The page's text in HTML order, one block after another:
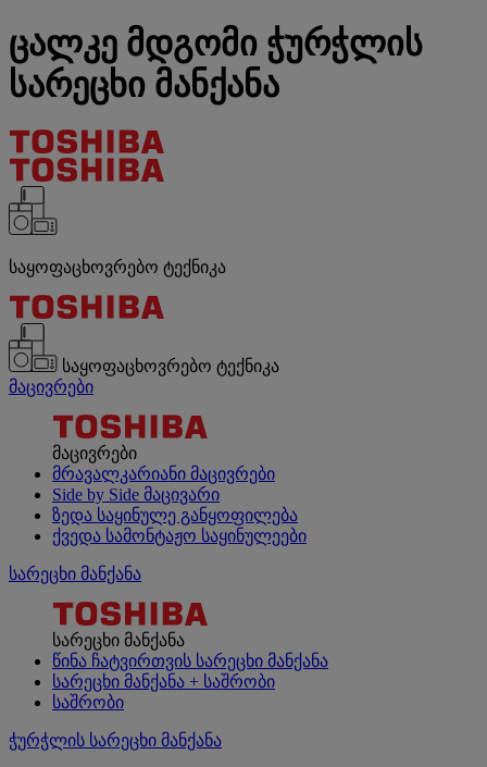
ცალკე მდგომი ჭურჭლის
სარეცხი მანქანა
საყოფაცხოვრებო ტექნიკა
საყოფაცხოვრებო ტექნიკა
მაცივრები
მაცივრები
მრავალკარიანი მაცივრები
Side by Side მაცივარი
ზედა საყინულე განყოფილება
ქვედა სამონტაჟო საყინულეები
სარეცხი მანქანა
სარეცხი მანქანა
წინა ჩატვირთვის სარეცხი მანქანა
სარეცხი მანქანა + საშრობი
საშრობი
ჭურჭლის სარეცხი მანქანა